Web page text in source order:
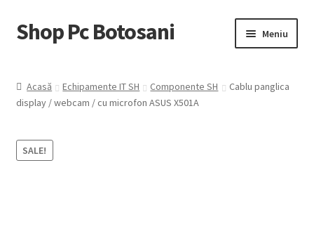
Sari
la
Sari
la
Shop Pc Botosani Meniu
Contul Meu
Coş
Acasă Echipamente IT SH Componente SH
Cablu panglica
display / webcam / cu microfon ASUS X501A
SALE!